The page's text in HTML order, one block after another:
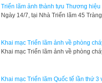
Triển lãm ảnh thành tựu Thương hiệu
Ngày 14/7, tại Nhà Triển lãm 45
Khai mạc Triển lãm ảnh về phòng
Khai mạc Triển lãm ảnh về phòng
Khai mạc Triển lãm Quốc tế lần thứ 3